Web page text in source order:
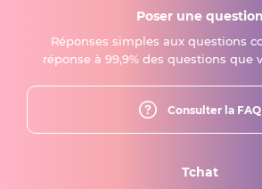
Poser une question
Réponses simples aux questions
réponse à 99,9% des questions que
Consulter la FAQ
Tchat